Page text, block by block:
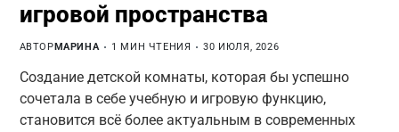
игровой пространства
АВТОР МАРИНА 1 МИН ЧТЕНИЯ 30 ИЮЛЯ, 2026
Создание детской комнаты, которая бы успешно
сочетала в себе учебную и игровую функцию,
становится всё более актуальным в современных